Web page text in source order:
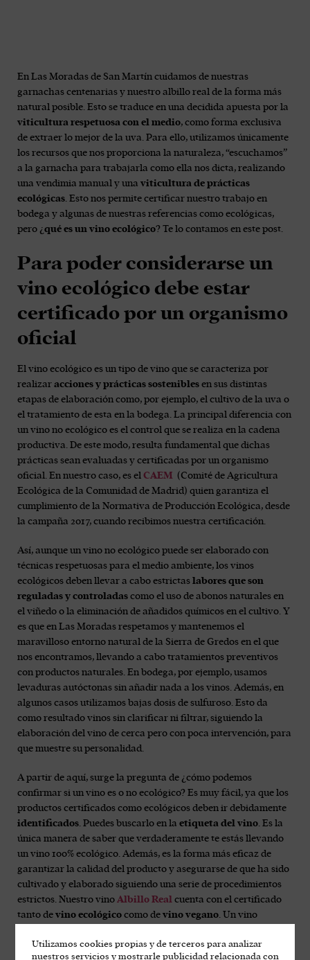
En Las Moradas de San Martín cuidamos de nuestras
garnachas centenarias y nuestro albillo real de la forma más
natural posible. Esto se traduce en una decidida apuesta por la
viticultura respetuosa con el medio, como forma exclusiva
de extraer lo mejor de la uva. Para ello, utilizamos únicamente
los recursos que nos proporciona la naturaleza, “escuchamos”
a la garnacha para trabajarla como ella nos dicta, realizando
una vendimia manual y una viticultura de prácticas
ecológicas. Esto nos permite certificar nuestro trabajo en
bodega y algunas de nuestras referencias como ecológicas,
pero ¿qué es un vino ecológico? Te lo contamos en este post.
Para poder considerarse un
vino ecológico debe estar
certificado por un organismo
oficial
El vino ecológico es un tipo de vino que se caracteriza por
realizar acciones y prácticas sostenibles en sus distintas
etapas de elaboración como, por ejemplo, el cultivo de la uva o
el tratamiento de esta en la bodega. La principal diferencia con
un vino no ecológico es el control que se realiza en la cadena
productiva. De este modo, resulta fundamental que dichas
prácticas sean evaluadas y certificadas por un organismo
oficial. En nuestro caso, es el CAEM (Comité de Agricultura
Ecológica de la Comunidad de Madrid) quien garantiza el
cumplimiento de la Normativa de Producción Ecológica, desde
la campaña 2017, cuando recibimos nuestra certificación.
Así, aunque un vino no ecológico puede ser elaborado con
técnicas respetuosas para el medio ambiente, los vinos
ecológicos deben llevar a cabo estrictas labores que son
reguladas y controladas como el uso de abonos naturales en
el viñedo o la eliminación de añadidos químicos en el cultivo. Y
es que en Las Moradas respetamos y mantenemos el
maravilloso entorno natural de la Sierra de Gredos en el que
nos encontramos, llevando a cabo tratamientos preventivos
con productos naturales. En bodega, por ejemplo, usamos
levaduras autóctonas sin añadir nada a los vinos. Además, en
algunos casos utilizamos bajas dosis de sulfuroso. Esto da
como resultado vinos sin clarificar ni filtrar, siguiendo la
elaboración del vino de cerca pero con poca intervención, para
que muestre su personalidad.
A partir de aquí, surge la pregunta de ¿cómo podemos
confirmar si un vino es o no ecológico? Es muy fácil, ya que los
productos certificados como ecológicos deben ir debidamente
identificados. Puedes buscarlo en la etiqueta del vino. Es la
única manera de saber que verdaderamente te estás llevando
un vino 100% ecológico. Además, es la forma más eficaz de
garantizar la calidad del producto y asegurarse de que ha sido
cultivado y elaborado siguiendo una serie de procedimientos
estrictos. Nuestro vino Albillo Real cuenta con el certificado
tanto de vino ecológico como de vino vegano. Un vino
viticultura ecológica y biodinámica de secano, sobre suelos de
Utilizamos cookies propias y de terceros para analizar
nuestros servicios y mostrarle publicidad relacionada con